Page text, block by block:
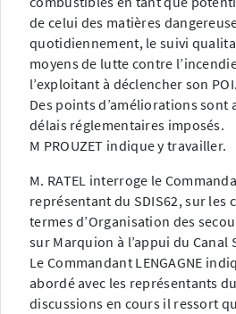
de celui des matières
quotidiennement, le suivi
moyens de lutte contre
l’exploitant à déclencher son POI.
Des points d’améliorations sont
délais réglementaires imposés.
M PROUZET indique y travailler.
M. RATEL interroge le
représentant du SDIS62, sur les
termes d’Organisation des
sur Marquion à l’appui du Canal
Le Commandant LENGAGNE
abordé avec les représentants
discussions en cours il ressort